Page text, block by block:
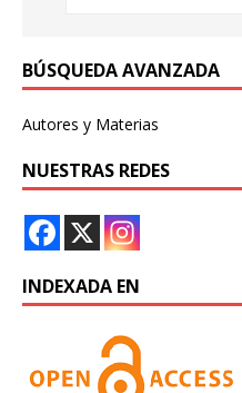
BÚSQUEDA AVANZADA
Autores y Materias
NUESTRAS REDES
INDEXADA EN